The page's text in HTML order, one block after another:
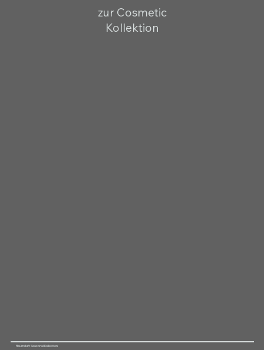
zur Cosmetic
Kollektion
Raumduft Seasonal Kollektion